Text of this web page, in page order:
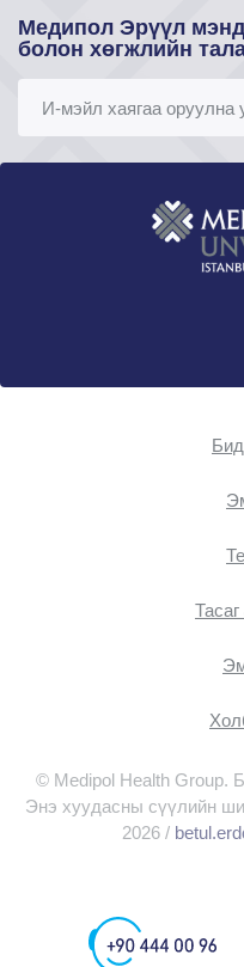
Медипол Эрүүл
болон хөгжлийн
© Medipol Health Group.
Энэ хуудасны сүүлийн
2026 /